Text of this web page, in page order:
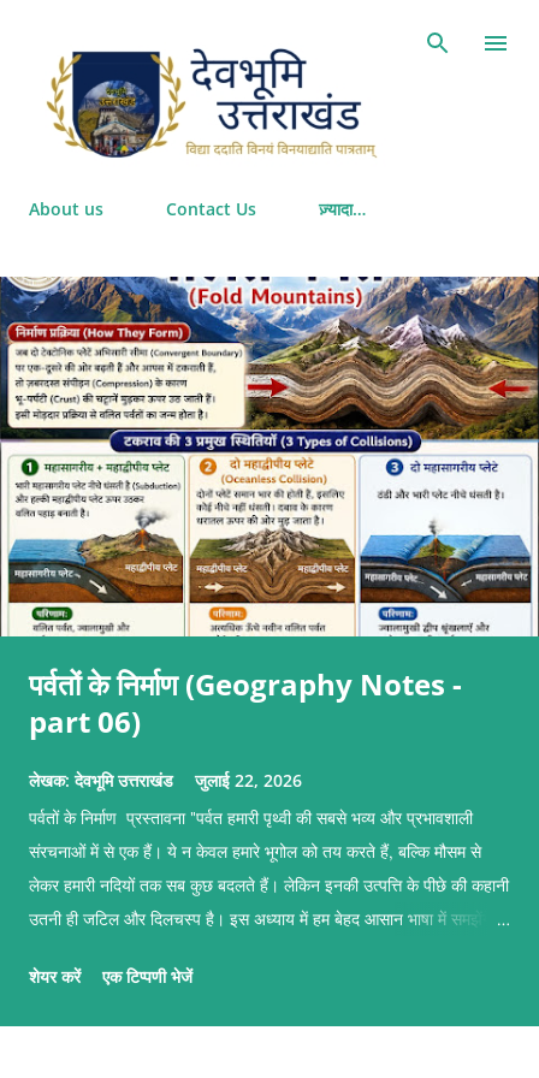
About us Contact Us ज़्यादा…
पर्वतों के निर्माण (Geography Notes -
part 06)
लेखक:देवभूमि उत्तराखंड जुलाई 22, 2026
पर्वतों के निर्माण प्रस्तावना "पर्वत हमारी पृथ्वी की सबसे भव्य और प्रभावशाली
संरचनाओं में से एक हैं। ये न केवल हमारे भूगोल को तय करते हैं, बल्कि मौसम से
लेकर हमारी नदियों तक सब कुछ बदलते हैं। लेकिन इनकी उत्पत्ति के पीछे की कहानी
उतनी ही जटिल और दिलचस्प है। इस अध्याय में हम बेहद आसान भाषा में समझेंगे
जन्म कैसे होता है।" पर्वतों के निर्माण पर्वतों के निर्माण का मुख्य आधार टेक्टोनिक
शेयर करें एक टिप्पणी भेजें